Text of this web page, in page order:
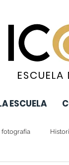
ESCUELA
fotografía